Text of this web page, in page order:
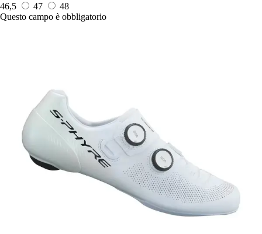
46,5
47
48
Questo campo è obbligatorio